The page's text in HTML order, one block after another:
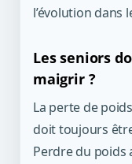
l’évolution dans
Les seniors
maigrir ?
La perte de
doit toujours
Perdre du poids